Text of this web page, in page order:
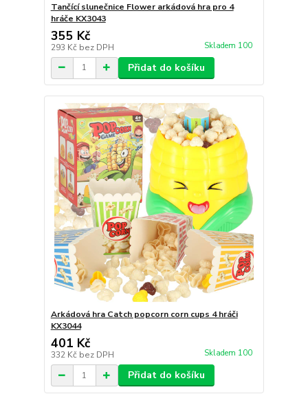
Tančící slunečnice Flower arkádová hra pro 4
hráče KX3043
355 Kč
293 Kč bez DPH Skladem 100
Přidat do košíku
Arkádová hra Catch popcorn corn cups 4 hráči
KX3044
401 Kč
332 Kč bez DPH Skladem 100
Přidat do košíku